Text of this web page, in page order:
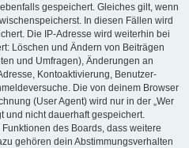
gespeichert. Gleiches gilt, wenn
In diesen Fällen wird
Die IP-Adresse wird weiterhin bei
Löschen und Ändern von Beiträgen
und Umfragen), Änderungen an
Kontoaktivierung, Benutzer-
Die von deinem Browser
(User Agent) wird nur in der „Wer
und nicht dauerhaft gespeichert.
des Boards, dass weitere
gehören dein Abstimmungsverhalten